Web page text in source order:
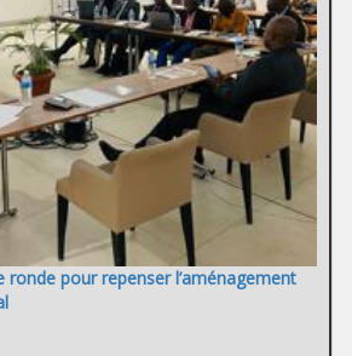
ronde pour repenser l’aménagement